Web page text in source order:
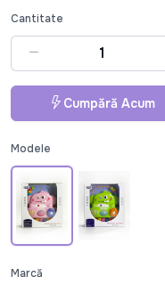
Cantitate
Cumpără Acum
Modele
Marcă